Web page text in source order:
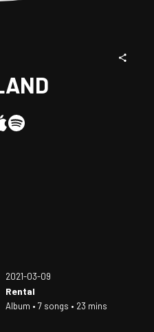
2021-03-09
Rental
Album • 7 songs • 23 mins